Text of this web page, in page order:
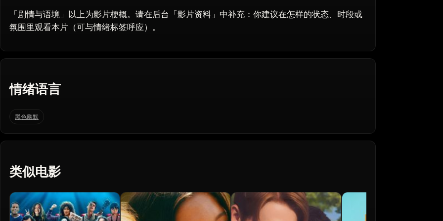
「剧情与语境」以上为影片梗概。请在后台「影片资料」中补充：你建议在怎样的状态、时段或
氛围里观看本片（可与情绪标签呼应）。
情绪语言
黑色幽默
类似电影